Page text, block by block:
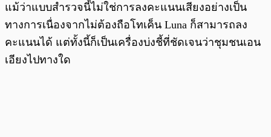
แม้ว่าแบบสำรวจนี้ไม่ใช่การลงคะแนนเสียงอย่างเป็น
ทางการเนื่องจากไม่ต้องถือโทเค็น Luna ก็สามารถลง
คะแนนได้ แต่ทั้งนี้ก็เป็นเครื่องบ่งชี้ที่ชัดเจนว่าชุมชนเอน
เอียงไปทางใด